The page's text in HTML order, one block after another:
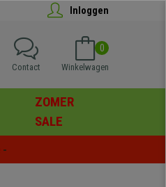
Inloggen
0
Winkelwagen
Contact
ZOMER
SALE
-